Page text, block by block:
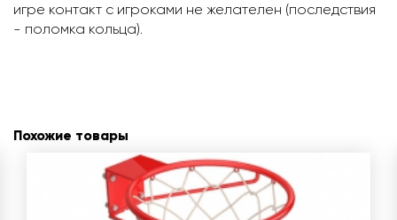
игре контакт с игроками не желателен (последствия
- поломка кольца).
Похожие товары